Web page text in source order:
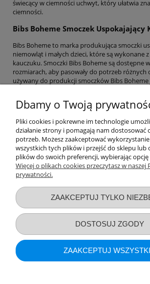
świecący w ciemności uchwyt, który ułatwia
ciemności.
Bibs Boheme Smoczek Uspokajający
Bibs Boheme to marka produkująca smoczki
niemowląt i małych dzieci, które są wykonane
kauczuku. Smoczki Bibs Boheme są dostępne
rozmiarach, aby pasowały do potrzeb różnych
używany do produkcji smoczków Bibs
Kauczuk ten jest bezpieczny dla niemowląt i
szkodliwych substancji chemicznych, takich jak
skandynawskim stylem. Mają klasyczny, prosty
modny i pasuje do większości stylów
Smoczki Bibs Boheme są również
funkcjonalności - mają ergonomiczny kształt,
do kształtu ust dziecka i zapewnia
Informacje o sklepie
Dbamy o Twoją
Pliki cookies i pokrewne im technologie
działanie strony i pomagają nam dostosować
potrzeb. Możesz zaakceptować
wszystkich tych plików i przejść do sklepu lub
plików do swoich preferencji, wybierając
Więcej o plikach cookies przeczytasz w naszej
prywatności.
ZAAKCEPTUJ TYLKO
DOSTOSUJ ZGODY
ZAAKCEPTUJ